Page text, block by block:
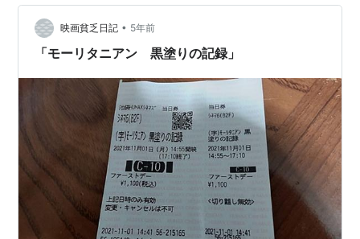
ィクト・カンバーバッチ）に起訴するよう命令が下っ
た。 原作はモハメドゥ・ウルド・スラヒの手記
【Amazon】。 よくあるThis…
映画貧乏日記 • 5年前
「モーリタニアン 黒塗りの記録」